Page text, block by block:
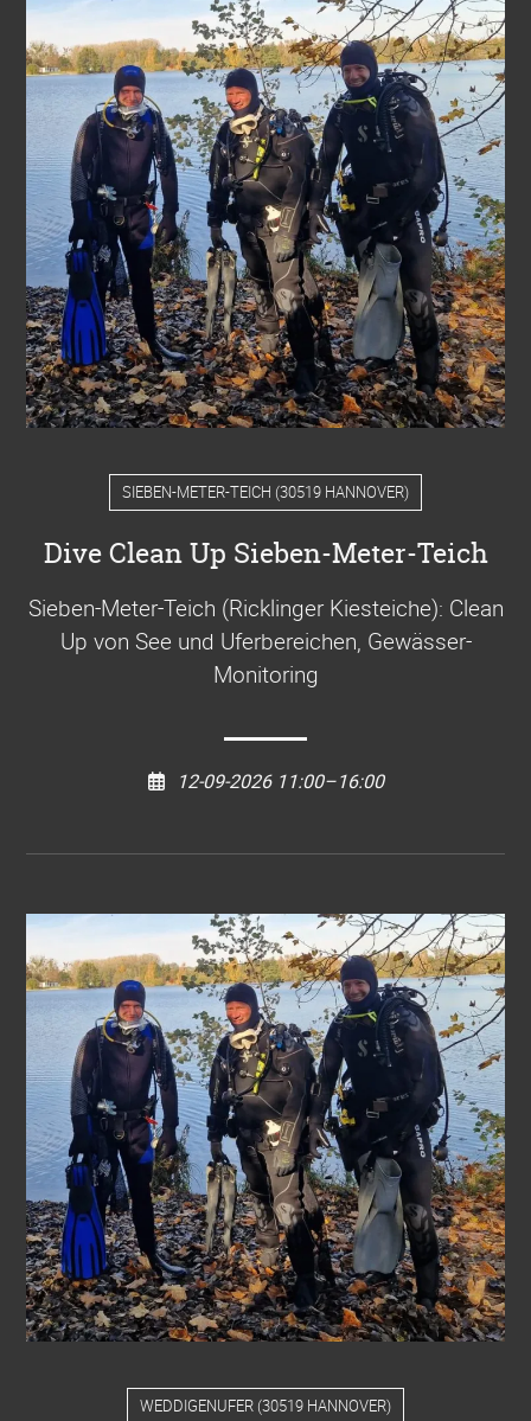
SIEBEN-METER-TEICH (30519 HANNOVER)
Dive Clean Up Sieben-Meter-Teich
Sieben-Meter-Teich (Ricklinger Kiesteiche): Clean
Up von See und Uferbereichen, Gewässer-
Monitoring
12-09-2026 11:00–16:00
WEDDIGENUFER (30519 HANNOVER)